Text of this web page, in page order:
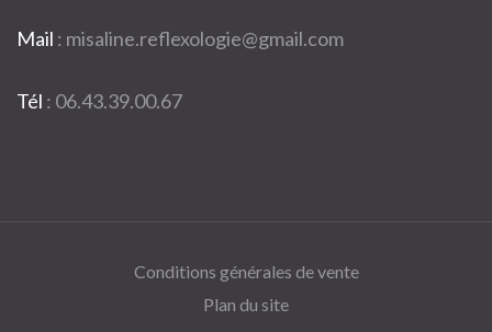
Mail : misaline.reflexologie@gmail.com
Tél : 06.43.39.00.67
Conditions générales de vente
Plan du site